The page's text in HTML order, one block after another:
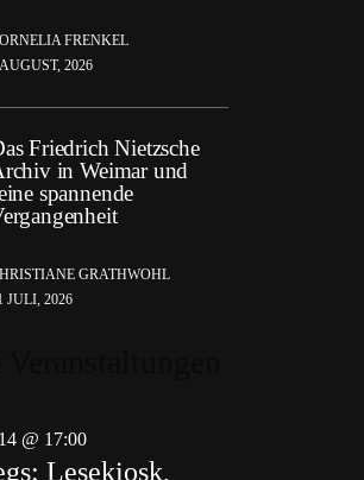
FRENKEL
2026
Friedrich Nietzsche
in Weimar und
spannende
GRATHWOHL
JULI, 2026
@ 17:00
Lesekiosk,